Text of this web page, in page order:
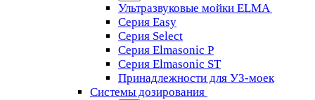
Ультразвуковые мойки ELMA
Серия Easy
Серия Select
Серия Elmasonic P
Серия Elmasonic ST
Принадлежности для УЗ-моек
Системы дозирования